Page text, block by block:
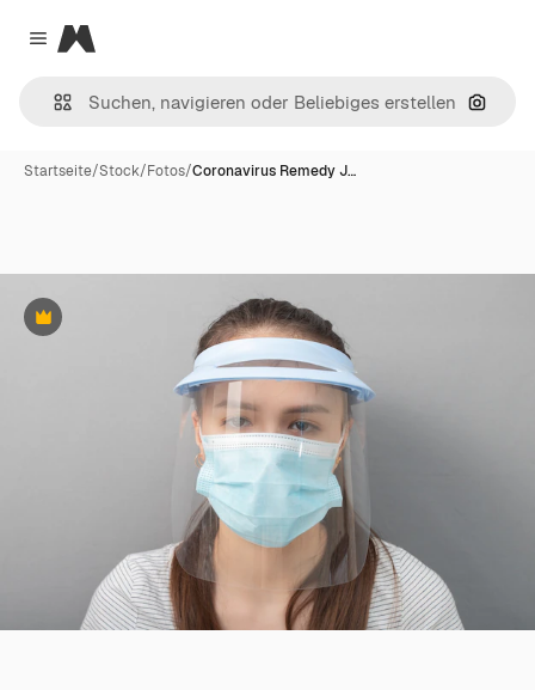
Close menu
Magnific
Nach
Startseite/Stock/Fotos/Coronavirus Remedy J…
Premium